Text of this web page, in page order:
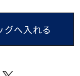
グへ入れる